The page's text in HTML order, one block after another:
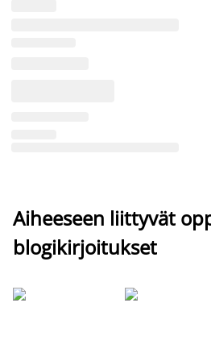
Aiheeseen liittyvät
blogikirjoitukset